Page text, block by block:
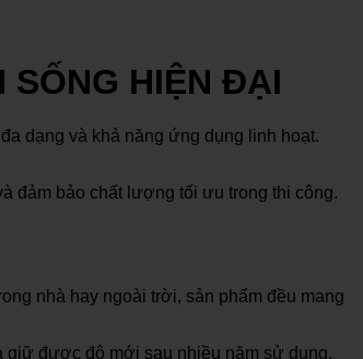
SỐNG HIỆN ĐẠI
dạng và khả năng ứng dụng linh hoạt.
đảm bảo chất lượng tối ưu trong thi công.
nhà hay ngoài trời, sản phẩm đều mang
được độ mới sau nhiều năm sử dụng.